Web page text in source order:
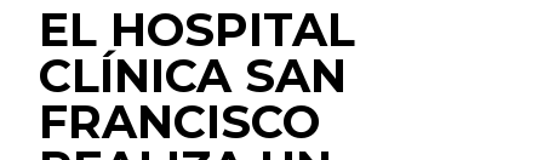
EL HOSPITAL
CLÍNICA SAN
FRANCISCO